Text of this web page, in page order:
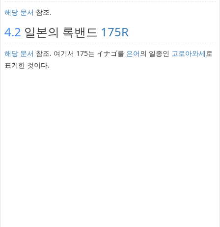
해당 문서 참조.
4.2 일본의 록밴드 175R
해당 문서 참조. 여기서 175는 イナゴ를 은어의 일종인 고로아와세 로
표기한 것이다.